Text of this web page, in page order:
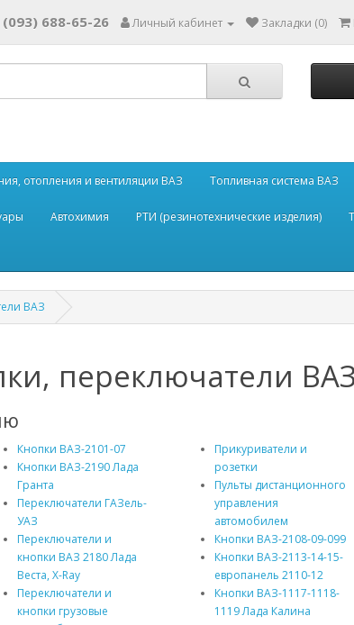
(093) 688-65-26 Личный кабинет Закладки (0)
отопления и вентиляции ВАЗ Топливная система ВАЗ
Автохимия РТИ (резинотехнические изделия)
ВАЗ
переключатели ВАЗ
Кнопки ВАЗ-2101-07
Кнопки ВАЗ-2190 Лада
Гранта
Переключатели ГАЗель-
УАЗ
Переключатели и
кнопки ВАЗ 2180 Лада
Веста, X-Ray
Переключатели и
кнопки грузовые
Прикуриватели и
розетки
Пульты дистанционного
управления
автомобилем
Кнопки ВАЗ-2108-09-099
Кнопки ВАЗ-2113-14-15-
европанель 2110-12
Кнопки ВАЗ-1117-1118-
1119 Лада Калина